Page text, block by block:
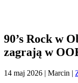
90’s Rock w
zagrają w
14 maj 2026 | Marcin |